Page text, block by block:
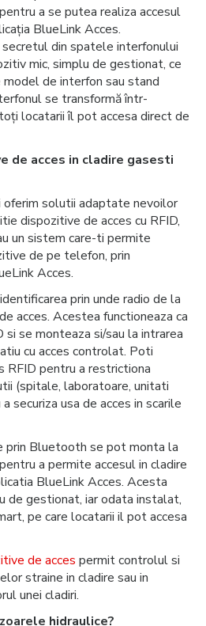
a se putea realiza accesul
BlueLink Acces.
din spatele interfonului
mic, simplu de gestionat, ce
de interfon sau stand
se transformă într-
locatarii îl pot accesa direct de
de acces in cladire gasesti
oferim solutii adaptate nevoilor
dispozitive de acces cu RFID,
un sistem care-ti permite
de pe telefon, prin
Acces.
prin unde radio de la
acces. Acestea functioneaza ca
si se monteaza si/sau la intrarea
cu acces controlat. Poti
RFID pentru a restrictiona
(spitale, laboratoare, unitati
securiza usa de acces in scarile
Bluetooth se pot monta la
a permite accesul in cladire
BlueLink Acces. Acesta
de gestionat, iar odata instalat,
pe care locatarii il pot accesa
de acces permit controlul si
straine in cladire sau in
unei cladiri.
hidraulice?